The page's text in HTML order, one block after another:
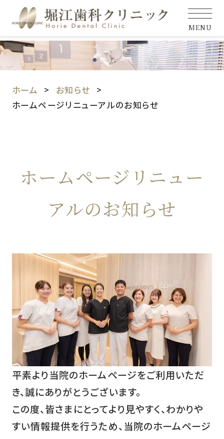
MENU
ホーム
お知らせ
ホームページリニューアルのお知らせ
ホームページリニュー
アルのお知らせ
平素より当院のホームページをご利用いただ
き、誠にありがとうございます。
この度、皆さまにとってより見やすく、わかりや
すい情報提供を行うため、当院のホームページ